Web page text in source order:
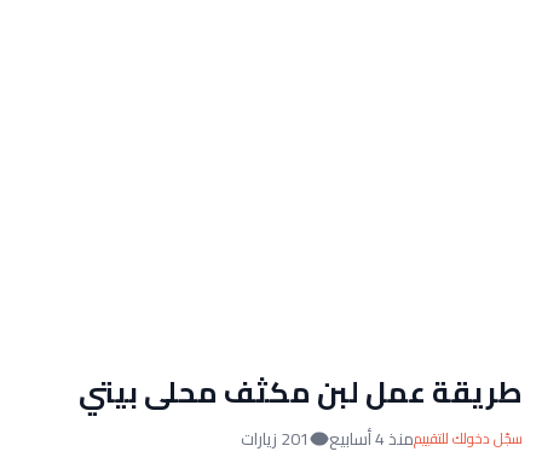
طريقة عمل لبن مكثف محلى بيتي
سجّل دخولك للتقييممنذ 4 أسابيع 201 زيارات